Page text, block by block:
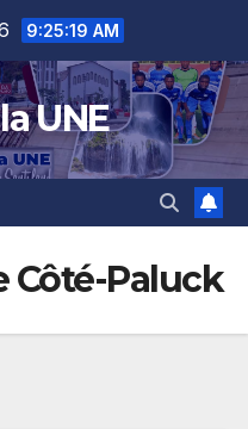
9:25:19 AM
UNE
Côté-Paluck